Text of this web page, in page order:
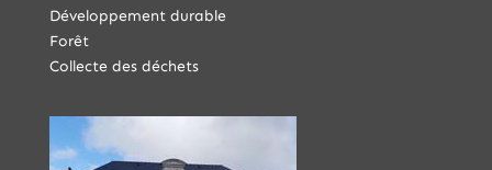
Développement durable
Forêt
Collecte des déchets